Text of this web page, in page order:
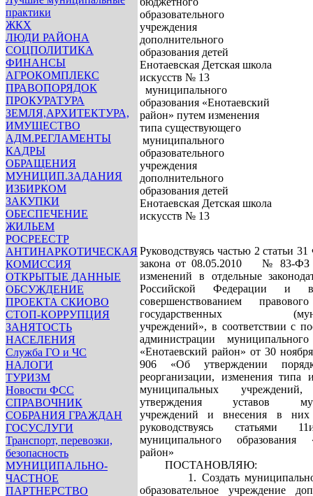
практики
ЖКХ
ЛЮДИ РАЙОНА
СОЦПОЛИТИКА
ФИНАНСЫ
АГРОКОМПЛЕКС
ПРАВОПОРЯДОК
ПРОКУРАТУРА
ЗЕМЛЯ,АРХИТЕКТУРА,
ИМУЩЕСТВО
АДМ.РЕГЛАМЕНТЫ
КАДРЫ
ОБРАЩЕНИЯ
МУНИЦИП.ЗАДАНИЯ
ИЗБИРКОМ
ЗАКУПКИ
ОБЕСПЕЧЕНИЕ
ЖИЛЬЕМ
РОСРЕЕСТР
АНТИНАРКОТИЧЕСКАЯ
КОМИССИЯ
ОТКРЫТЫЕ ДАННЫЕ
ОБСУЖДЕНИЕ
ПРОЕКТА СКИОВО
СТОП-КОРРУПЦИЯ
ЗАНЯТОСТЬ
НАСЕЛЕНИЯ
Служба ГО и ЧС
НАЛОГИ
ТУРИЗМ
Новости ФСС
СПРАВОЧНИК
СОБРАНИЯ ГРАЖДАН
ГОСУСЛУГИ
Транспорт, перевозки,
безопасность
МУНИЦИПАЛЬНО-
ЧАСТНОЕ
ПАРТНЕРСТВО
образовательного
учреждения
дополнительного
образования детей
Енотаевская Детская школа
искусств № 13
муниципального
образования «Енотаевский
район» путем изменения
типа существующего
муниципального
образовательного
учреждения
дополнительного
образования детей
Енотаевская Детская школа
искусств № 13
Руководствуясь частью 2 статьи
закона от 08.05.2010 № 83-ФЗ
изменений в отдельные
Российской Федерации
совершенствованием
государственных
учреждений», в соответствии с
администрации муниципального
«Енотаевский район» от 30
906 «Об утверждении
реорганизации, изменения типа
муниципальных
утверждения уставов
учреждений и внесения в них
руководствуясь статьями
муниципального образования
район»
ПОСТАНОВЛЯЮ:
1. Создать
образовательное учреждение